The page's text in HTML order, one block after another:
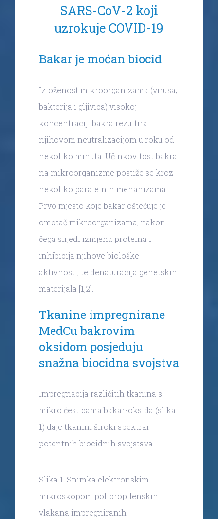
SARS-CoV-2 koji
uzrokuje COVID-19
Bakar je moćan biocid
Izloženost mikroorganizama (virusa,
bakterija i gljivica) visokoj
koncentraciji bakra rezultira
njihovom neutralizacijom u roku od
nekoliko minuta. Učinkovitost bakra
na mikroorganizme postiže se kroz
nekoliko paralelnih mehanizama.
Prvo mjesto koje bakar oštećuje je
omotač mikroorganizama, nakon
čega slijedi izmjena proteina i
inhibicija njihove biološke
aktivnosti, te denaturacija genetskih
materijala [1,2].
Tkanine impregnirane
MedCu bakrovim
oksidom posjeduju
snažna biocidna svojstva
Impregnacija različitih tkanina s
mikro česticama bakar-oksida (slika
1) daje tkanini široki spektrar
potentnih biocidnih svojstava.
Slika 1. Snimka elektronskim
mikroskopom polipropilenskih
vlakana impregniranih